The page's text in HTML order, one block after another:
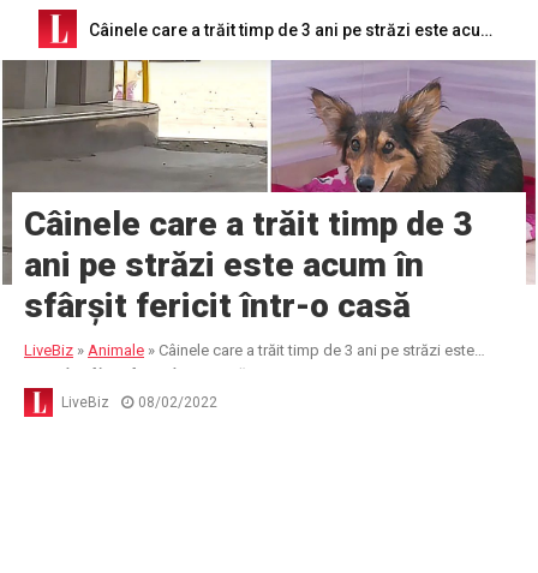
Câinele care a trăit timp de 3 ani pe străzi este acum în sfârșit fericit într-o casă
Câinele care a trăit timp de 3
ani pe străzi este acum în
sfârșit fericit într-o casă
LiveBiz » Animale » Câinele care a trăit timp de 3 ani pe străzi este
acum în sfârșit fericit într-o casă
LiveBiz 08/02/2022